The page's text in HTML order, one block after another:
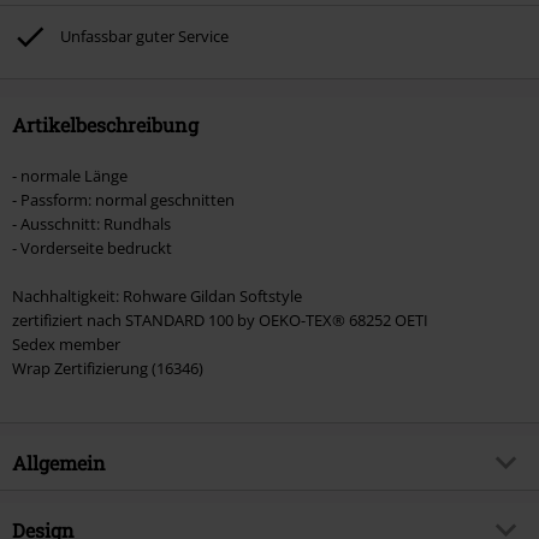
Böhse Onkelz, Broilers, Die Ärzte, Die Toten Hosen, Metality, Gutscheine &
Artikel, die einen Spendenbeitrag beinhalten.
Unfassbar guter Service
Artikelbeschreibung
- normale Länge
- Passform: normal geschnitten
- Ausschnitt: Rundhals
- Vorderseite bedruckt
Nachhaltigkeit: Rohware Gildan Softstyle
zertifiziert nach STANDARD 100 by OEKO-TEX® 68252 OETI
Sedex member
Wrap Zertifizierung (16346)
Allgemein
Artikelnummer:
Design